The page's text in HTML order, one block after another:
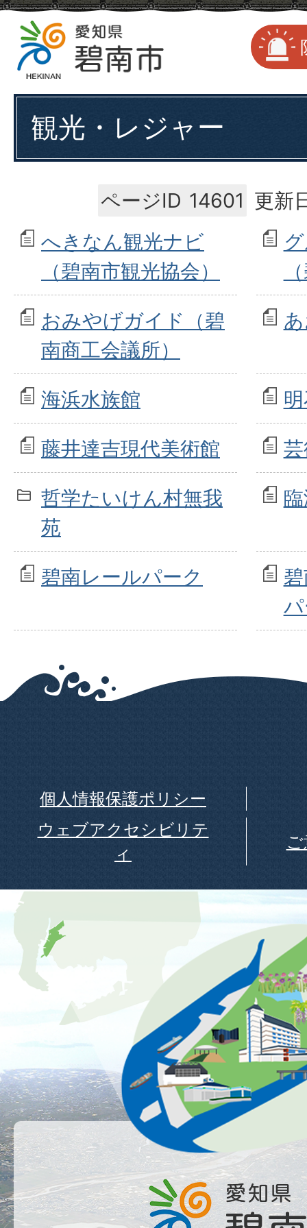
観光・レジャー
ページID 14601 更新
へきなん観光ナビ
（碧南市観光協会）
おみやげガイド（碧
南商工会議所）
海浜水族館
藤井達吉現代美術館
哲学たいけん村無我
苑
碧南レールパーク
個人情報保護ポリシー
ウェブアクセシビリテ
ィ